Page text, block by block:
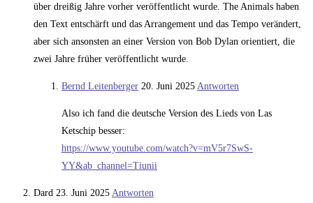
über dreißig Jahre vorher veröffentlicht wurde. The Animals haben
den Text entschärft und das Arrangement und das Tempo verändert,
aber sich ansonsten an einer Version von Bob Dylan orientiert, die
zwei Jahre früher veröffentlicht wurde.
Bernd Leitenberger 20. Juni 2025 Antworten
Also ich fand die deutsche Version des Lieds von Las
Ketschip besser:
https://www.youtube.com/watch?v=mV5r7SwS-
YY&ab_channel=Tiunii
Dard 23. Juni 2025 Antworten